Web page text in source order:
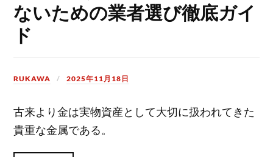
ないための業者選び徹底ガイ
ド
RUKAWA 2025年11月18日
古来より金は実物資産として大切に扱われてきた
貴重な金属である。